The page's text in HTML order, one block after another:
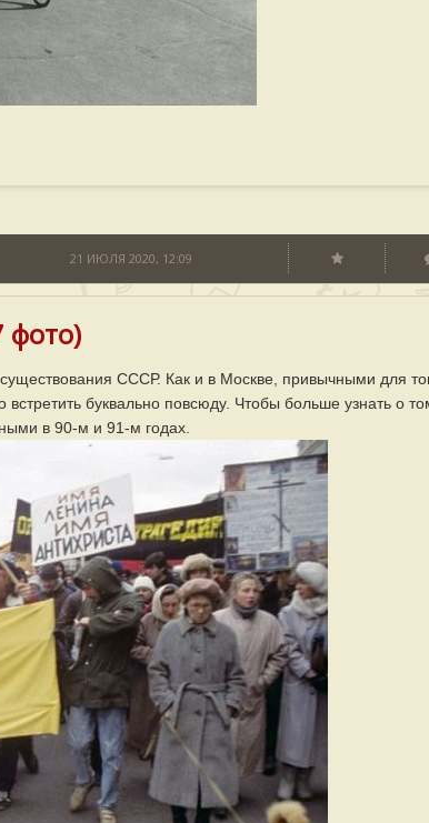
21 ИЮЛЯ 2020, 12:09
фото)
СССР. Как и в Москве, привычными для
буквально повсюду. Чтобы больше узнать о
в 90-м и 91-м годах.